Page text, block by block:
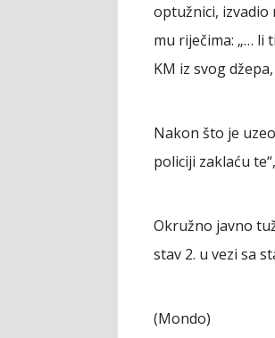
optužnici, izvadio
mu riječima: „… li
KM iz svog
Nakon što je
policiji zaklaću
Okružno javno
stav 2. u vezi sa
(Mondo)